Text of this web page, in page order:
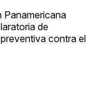
Panamericana
de
contra el